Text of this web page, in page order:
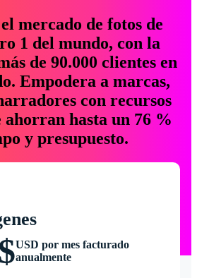
mercado de fotos de
1 del mundo, con la
de 90.000 clientes en
Empodera a marcas,
con recursos
ahorran hasta un 76 %
y presupuesto.
USD por mes facturado
anualmente